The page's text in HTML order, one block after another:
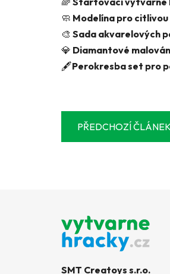
🧼 Modelína pro
🎨 Sada akvarelových
💎 Diamantové
🖋️Perokresba set pro
PŘEDCHOZÍ
SMT Creatoys s.r.o.